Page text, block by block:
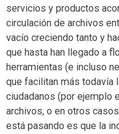
servicios y productos
circulación de archivos
vacío creciendo tanto y
que hasta han llegado a
herramientas (e incluso
que facilitan más todavía
ciudadanos (por ejemplo
archivos, o en otros
está pasando es que la